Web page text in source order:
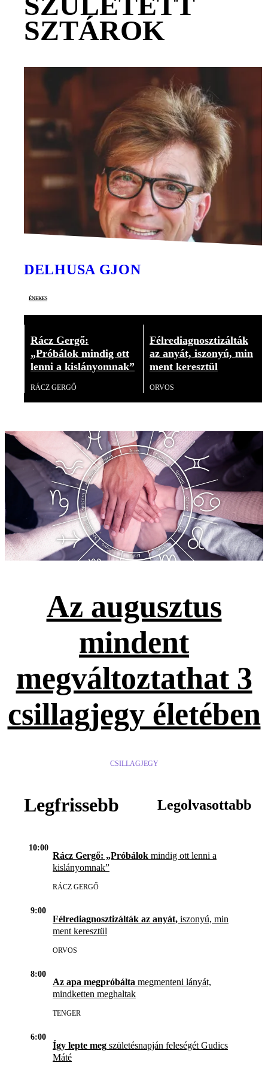
SZTÁROK
DELHUSA GJON
énekes
Rácz Gergő:
„Próbálok mindig ott
lenni a kislányomnak”
RÁCZ GERGŐ
Félrediagnosztizálták
az anyát, iszonyú, min
ment keresztül
ORVOS
Az augusztus
mindent
megváltoztathat 3
csillagjegy életében
CSILLAGJEGY
Legfrissebb Legolvasottabb
10:00
Rácz Gergő: „Próbálok mindig ott lenni a
kislányomnak”
RÁCZ GERGŐ
9:00
Félrediagnosztizálták az anyát, iszonyú, min
ment keresztül
ORVOS
8:00
Az apa megpróbálta megmenteni lányát,
mindketten meghaltak
TENGER
6:00
Így lepte meg születésnapján feleségét Gudics
Máté